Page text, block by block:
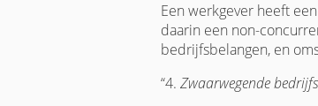
Een werkgever heeft
daarin een non-
bedrijfsbelangen, en
“4. Zwaarwegende